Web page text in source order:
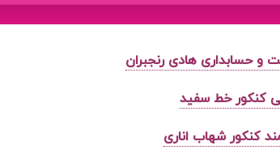
و حسابداری هادی رنجبران
کنکور خط سفید
کنکور شهاب اناری